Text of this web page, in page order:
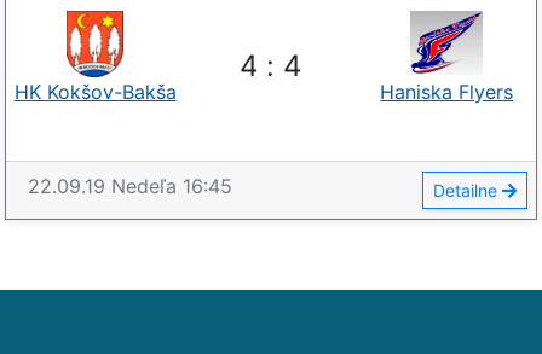
4 : 4
HK Kokšov-Bakša Haniska Flyers
22.09.19 Nedeľa 16:45 Detailne